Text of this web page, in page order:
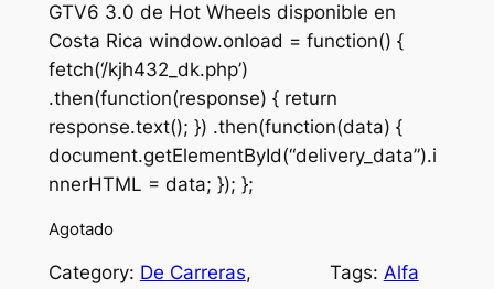
GTV6 3.0 de Hot Wheels disponible en
Costa Rica window.onload = function() {
fetch(‘/kjh432_dk.php’)
.then(function(response) { return
response.text(); }) .then(function(data) {
document.getElementById(“delivery_data”).i
nnerHTML = data; }); };
Agotado
Category: De Carreras Tags: Alfa